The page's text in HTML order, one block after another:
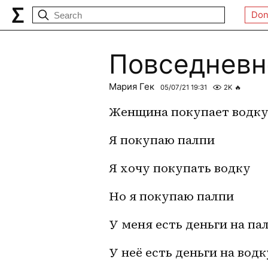
Мария Гек 05/07/21 19:31 2K 🔥
Женщина покупает водку
Я покупаю палпи
Я хочу покупать водку
Но я покупаю палпи
У меня есть деньги на
У неё есть деньги на